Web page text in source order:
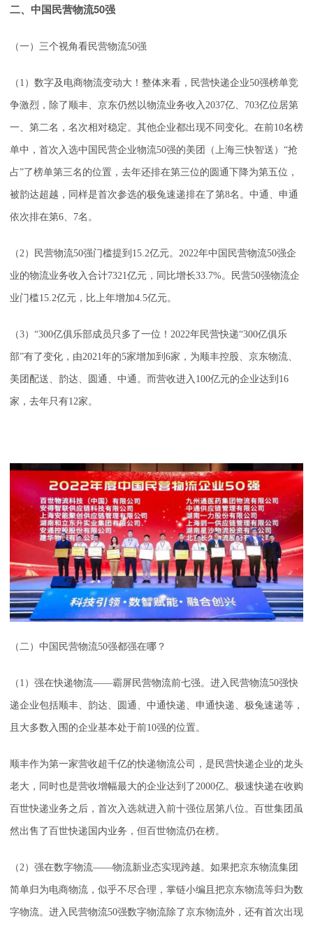
二、中国民营物流50强
（一）三个视角看民营物流50强
（1）数字及电商物流变动大！整体来看，民营快递企业50强榜单竞
争激烈，除了顺丰、京东仍然以物流业务收入2037亿、703亿位居第
一、第二名，名次相对稳定。其他企业都出现不同变化。在前10名榜
单中，首次入选中国民营企业物流50强的美团（上海三快智送）“抢
占”了榜单第三名的位置，去年还排在第三位的圆通下降为第五位，
被韵达超越，同样是首次参选的极兔速递排在了第8名。中通、申通
依次排在第6、7名。
（2）民营物流50强门槛提到15.2亿元。2022年中国民营物流50强企
业的物流业务收入合计7321亿元，同比增长33.7%。民营50强物流企
业门槛15.2亿元，比上年增加4.5亿元。
（3）“300亿俱乐部成员只多了一位！2022年民营快递“300亿俱乐
部”有了变化，由2021年的5家增加到6家，为顺丰控股、京东物流、
美团配送、韵达、圆通、中通。而营收进入100亿元的企业达到16
家，去年只有12家。
（二）中国民营物流50强都强在哪？
（1）强在快递物流——霸屏民营物流前七强。进入民营物流50强快
递企业包括顺丰、韵达、圆通、中通快递、申通快递、极兔速递等，
且大多数入围的企业基本处于前10强的位置。
顺丰作为第一家营收超千亿的快递物流公司，是民营快递企业的龙头
老大，同时也是营收增幅最大的企业达到了2000亿。极速快递在收购
百世快递业务之后，首次入选就进入前十强位居第八位。百世集团虽
然出售了百世快递国内业务，但百世物流仍在榜。
（2）强在数字物流——物流新业态实现跨越。如果把京东物流集团
简单归为电商物流，似乎不尽合理，掌链小编且把京东物流等归为数
字物流。进入民营物流50强数字物流除了京东物流外，还有首次出现